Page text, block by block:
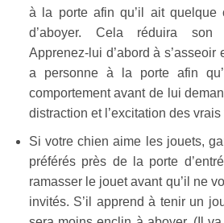
à la porte afin qu’il ait
d’aboyer. Cela réduira son
Apprenez-lui d’abord à s’asseoir
a personne à la porte afin
comportement avant de lui
distraction et l’excitation des
Si votre chien aime les jouets,
préférés près de la porte
ramasser le jouet avant qu’il ne
invités. S’il apprend à tenir un